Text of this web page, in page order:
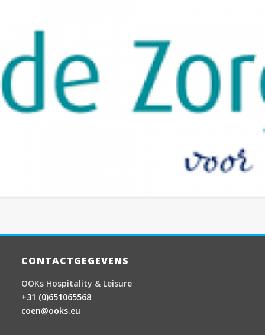
CONTACTGEGEVENS
OOKs Hospitality & Leisure
+31 (0)651065568
coen@ooks.eu